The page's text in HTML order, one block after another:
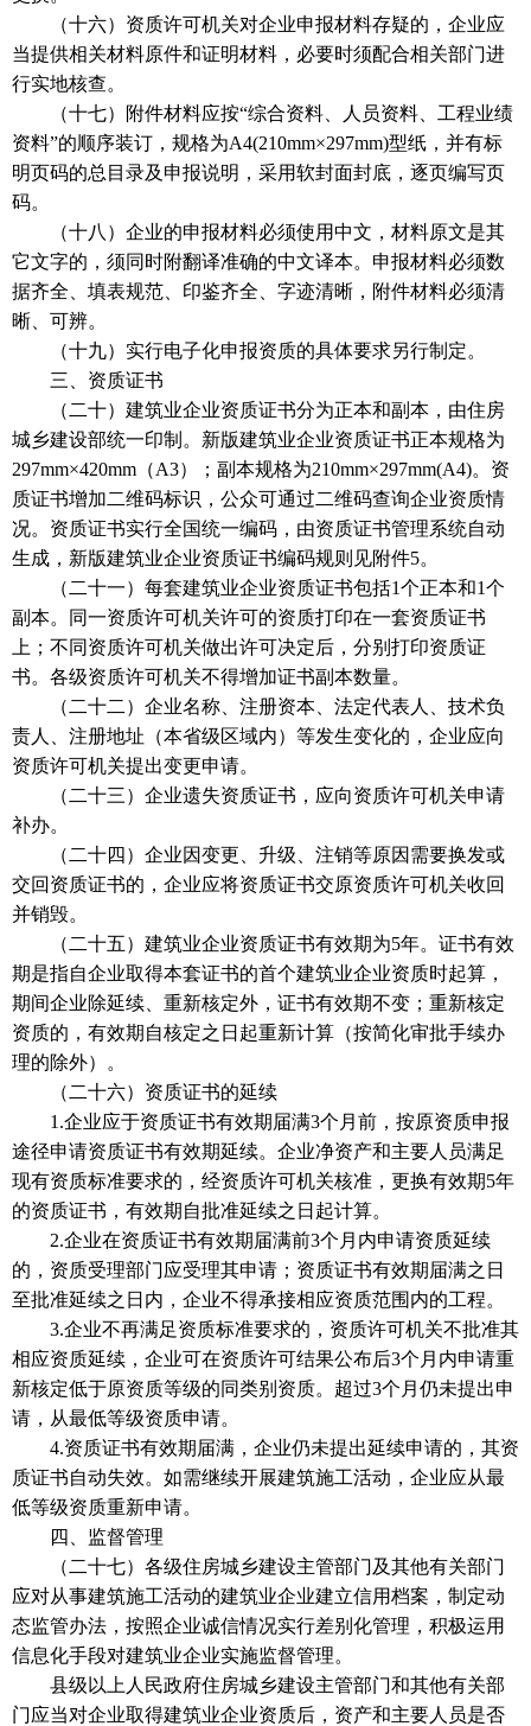
（十六）资质许可机关对企业申报材料存疑的，企业应
当提供相关材料原件和证明材料，必要时须配合相关部门进
行实地核查。
（十七）附件材料应按“综合资料、人员资料、工程业绩
资料”的顺序装订，规格为A4(210mm×297mm)型纸，并有标
明页码的总目录及申报说明，采用软封面封底，逐页编写页
码。
（十八）企业的申报材料必须使用中文，材料原文是其
它文字的，须同时附翻译准确的中文译本。申报材料必须数
据齐全、填表规范、印鉴齐全、字迹清晰，附件材料必须清
晰、可辨。
（十九）实行电子化申报资质的具体要求另行制定。
三、资质证书
（二十）建筑业企业资质证书分为正本和副本，由住房
城乡建设部统一印制。新版建筑业企业资质证书正本规格为
297mm×420mm（A3）；副本规格为210mm×297mm(A4)。资
质证书增加二维码标识，公众可通过二维码查询企业资质情
况。资质证书实行全国统一编码，由资质证书管理系统自动
生成，新版建筑业企业资质证书编码规则见附件5。
（二十一）每套建筑业企业资质证书包括1个正本和1个
副本。同一资质许可机关许可的资质打印在一套资质证书
上；不同资质许可机关做出许可决定后，分别打印资质证
书。各级资质许可机关不得增加证书副本数量。
（二十二）企业名称、注册资本、法定代表人、技术负
责人、注册地址（本省级区域内）等发生变化的，企业应向
资质许可机关提出变更申请。
（二十三）企业遗失资质证书，应向资质许可机关申请
补办。
（二十四）企业因变更、升级、注销等原因需要换发或
交回资质证书的，企业应将资质证书交原资质许可机关收回
并销毁。
（二十五）建筑业企业资质证书有效期为5年。证书有效
期是指自企业取得本套证书的首个建筑业企业资质时起算，
期间企业除延续、重新核定外，证书有效期不变；重新核定
资质的，有效期自核定之日起重新计算（按简化审批手续办
理的除外）。
（二十六）资质证书的延续
1.企业应于资质证书有效期届满3个月前，按原资质申报
途径申请资质证书有效期延续。企业净资产和主要人员满足
现有资质标准要求的，经资质许可机关核准，更换有效期5年
的资质证书，有效期自批准延续之日起计算。
2.企业在资质证书有效期届满前3个月内申请资质延续
的，资质受理部门应受理其申请；资质证书有效期届满之日
至批准延续之日内，企业不得承接相应资质范围内的工程。
3.企业不再满足资质标准要求的，资质许可机关不批准其
相应资质延续，企业可在资质许可结果公布后3个月内申请重
新核定低于原资质等级的同类别资质。超过3个月仍未提出申
请，从最低等级资质申请。
4.资质证书有效期届满，企业仍未提出延续申请的，其资
质证书自动失效。如需继续开展建筑施工活动，企业应从最
低等级资质重新申请。
四、监督管理
（二十七）各级住房城乡建设主管部门及其他有关部门
应对从事建筑施工活动的建筑业企业建立信用档案，制定动
态监管办法，按照企业诚信情况实行差别化管理，积极运用
信息化手段对建筑业企业实施监督管理。
县级以上人民政府住房城乡建设主管部门和其他有关部
门应当对企业取得建筑业企业资质后，资产和主要人员是否